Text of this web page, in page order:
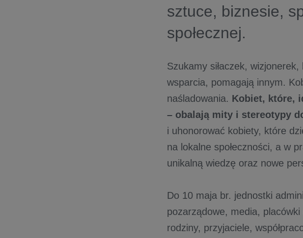
sztuce, biznesie,
społecznej.
Szukamy siłaczek,
wsparcia, pomagają innym.
naśladowania. Kobiet, które,
– obalają mity i stereotypy
i uhonorować kobiety, które
na lokalne społeczności, a w
unikalną wiedzę oraz nowe
Do 10 maja br. jednostki
pozarządowe, media,
rodziny, przyjaciele,